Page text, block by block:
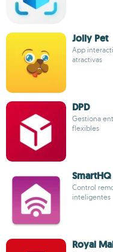
Jolly Pet
App
atractivas
DPD
Gestiona
flexibles
SmartHQ
Control
inteligentes
Royal